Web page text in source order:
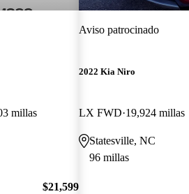
millas
$21,599
Aviso patrocinado
2022 Kia Niro
LX FWD 19,924 millas
Statesville, NC
96 millas